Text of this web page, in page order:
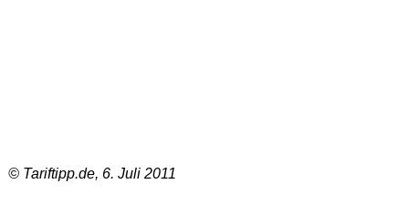
© Tariftipp.de, 6. Juli 2011